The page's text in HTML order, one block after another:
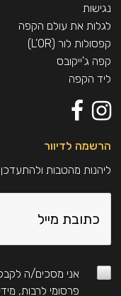
נגישות
לגלות את עולם הקפה
קפסולות לור (L’OR)
קפה ג'ייקובס
ליד הקפה
הרשמה לדיוור
ליהנות מהטבות
אני מסכים/ה לקבל
פרסומי לרבות,